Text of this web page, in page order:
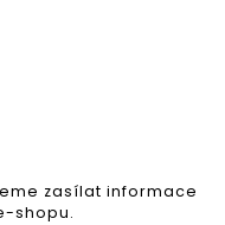
zasílat informace
shopu.